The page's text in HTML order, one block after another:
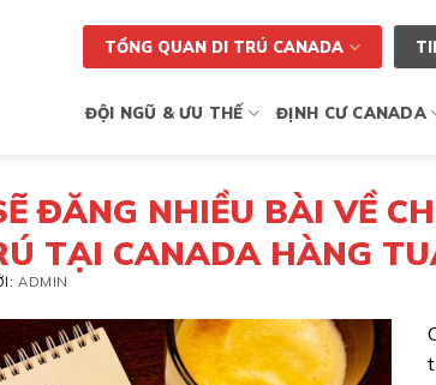
TỔNG QUAN DI TRÚ CANADA
ĐỘI NGŨ & ƯU THẾ ĐỊNH CƯ CANADA
ĐĂNG NHIỀU BÀI VỀ
TẠI CANADA HÀNG
ADMIN